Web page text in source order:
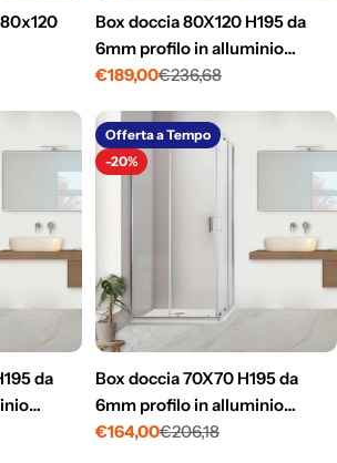
Box doccia 80X120 H195 da
6mm profilo in alluminio
cromo e cristallo trasparente
Prezzo
vendita
€189,00
Prezzo €236,68
da
Offerta a Tempo
-20%
Box doccia 70X70 H195 da
6mm profilo in alluminio
cromo e cristallo trasparente
Prezzo
€164,00
Prezzo €206,18